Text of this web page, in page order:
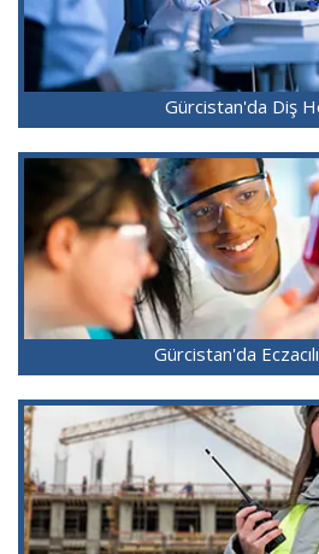
Gürcistan'da Diş
Gürcistan'da